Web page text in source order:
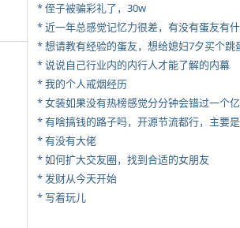
* 侄子被骗彩礼了，30w
* 近一年总感觉记忆力很差，有没有蛋友有什
* 说说自己行业内的内行人才能了解的内幕
* 我的个人戒烟经历
* 女装如果没有热榜感觉分分钟会错过一个亿
* 有没有大佬
* 如何扩大交友圈，找到合适的女朋友
* 发财从今天开始
* 写着玩儿